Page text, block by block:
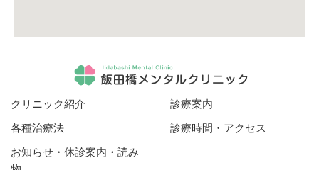
クリニック紹介
診療案内
各種治療法
診療時間・アクセス
お知らせ・休診案内・読み